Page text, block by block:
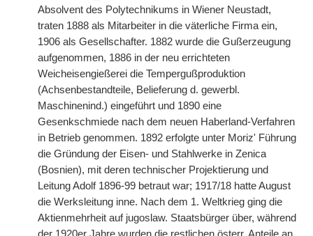
Absolvent des Polytechnikums in Wiener Neustadt,
traten 1888 als Mitarbeiter in die väterliche Firma ein,
1906 als Gesellschafter. 1882 wurde die Gußerzeugung
aufgenommen, 1886 in der neu errichteten
Weicheisengießerei die Tempergußproduktion
(Achsenbestandteile, Belieferung d. gewerbl.
Maschinenind.) eingeführt und 1890 eine
Gesenkschmiede nach dem neuen Haberland-Verfahren
in Betrieb genommen. 1892 erfolgte unter Moriz' Führung
die Gründung der Eisen- und Stahlwerke in Zenica
(Bosnien), mit deren technischer Projektierung und
Leitung Adolf 1896-99 betraut war; 1917/18 hatte August
die Werksleitung inne. Nach dem 1. Weltkrieg ging die
Aktienmehrheit auf jugoslaw. Staatsbürger über, während